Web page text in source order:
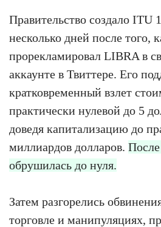
Правительство создало ITU
несколько дней после того,
прорекламировал LIBRA в
аккаунте в Твиттере. Его
кратковременный взлет
практически нулевой до 5
доведя капитализацию до
миллиардов долларов. После
обрушилась до нуля.
Затем разгорелись
торговле и манипуляциях,